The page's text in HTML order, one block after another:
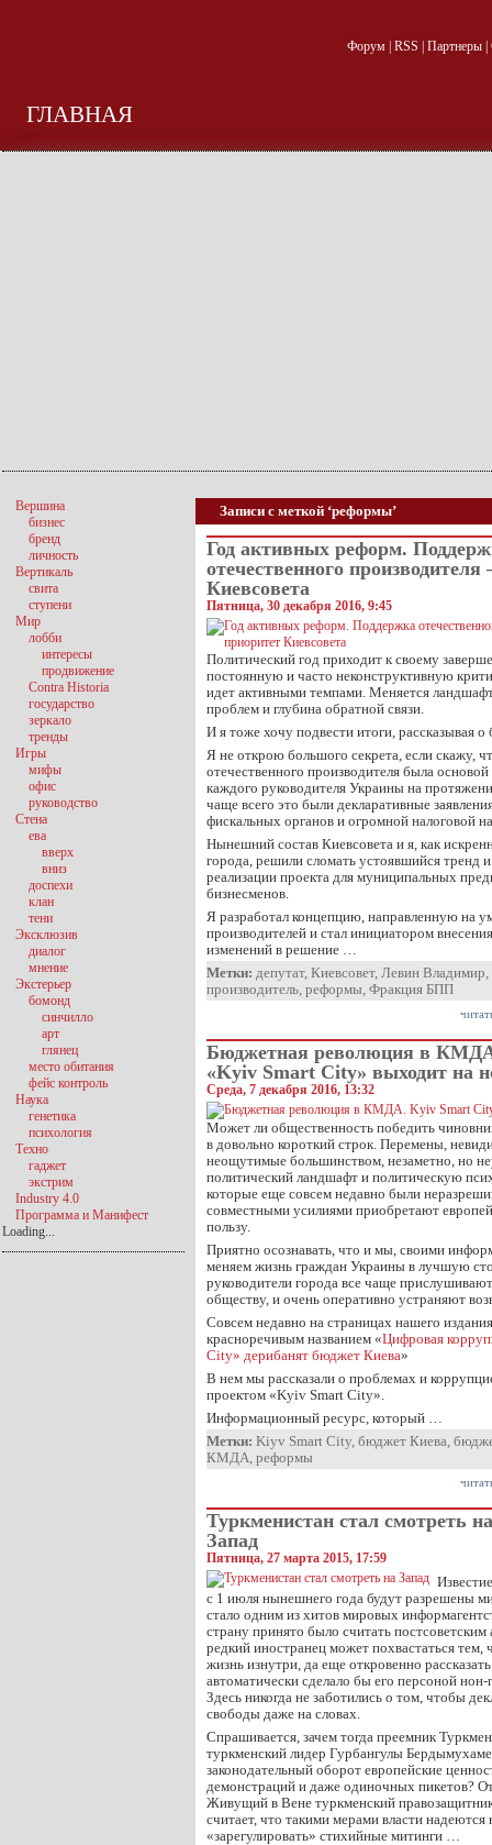
Форум| RSS Партнеры|
ГЛАВНАЯ
Записи с меткой ‘реформы’
Год активных реформ.
отечественного
Киевсовета
Пятница, 30 декабря 2016, 9:45
Политический год приходит к своему
постоянную и часто неконструктивную
идет активными темпами. Меняется
проблем и глубина обратной связи.
И я тоже хочу подвести итоги, рассказывая
Я не открою большого секрета, если скажу,
отечественного производителя была
каждого руководителя Украины на
чаще всего это были декларативные
фискальных органов и огромной налоговой
Нынешний состав Киевсовета и я, как
города, решили сломать устоявшийся тренд
реализации проекта для муниципальных
бизнесменов.
Я разработал концепцию, направленную на
производителей и стал инициатором
изменений в решение …
Метки: депутат, Киевсовет, Левин Владимир,
производитель, реформы, Фракция БПП
Бюджетная революция в
«Kyiv Smart City» выходит на
Среда, 7 декабря 2016, 13:32
Может ли общественность победить
в довольно короткий строк. Перемены,
неощутимые большинством, незаметно, но
политический ландшафт и политическую
которые еще совсем недавно были
совместными усилиями приобретают
пользу.
Приятно осознавать, что и мы, своими
меняем жизнь граждан Украины в лучшую
руководители города все чаще
обществу, и очень оперативно устраняют
Совсем недавно на страницах нашего
красноречивым названием «Цифровая
City» дерибанят бюджет Киева»
В нем мы рассказали о проблемах и
проектом «Kyiv Smart City».
Информационный ресурс, который …
Метки: Kiyv Smart City, бюджет Киева,
КМДА, реформы
Туркменистан стал смотреть на
Запад
Пятница, 27 марта 2015, 17:59
с 1 июля нынешнего года будут разрешены
стало одним из хитов мировых
страну принято было считать
редкий иностранец может похвастаться тем,
жизнь изнутри, да еще откровенно
автоматически сделало бы его персоной нон-
Здесь никогда не заботились о том, чтобы
свободы даже на словах.
Спрашивается, зачем тогда преемник
туркменский лидер Гурбангулы
законодательный оборот европейские
демонстраций и даже одиночных пикетов?
Живущий в Вене туркменский
считает, что такими мерами власти надеются
«зарегулировать» стихийные митинги …
Вершина
бизнес
бренд
личность
Вертикаль
свита
ступени
Мир
лобби
интересы
продвижение
Contra Historia
государство
зеркало
тренды
Игры
мифы
офис
руководство
Стена
ева
вверх
вниз
доспехи
клан
тени
Эксклюзив
диалог
мнение
Экстерьер
бомонд
синчилло
арт
глянец
место обитания
фейс контроль
Наука
генетика
психология
Техно
гаджет
экстрим
Industry 4.0
Программа и Манифест
Loading...